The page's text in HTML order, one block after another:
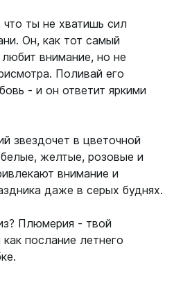
что ты не хватишь сил
Он, как тот самый
внимание, но не
Поливай его
- и он ответит яркими
звездочет в цветочной
желтые, розовые и
внимание и
даже в серых буднях.
Плюмерия - твой
послание летнего